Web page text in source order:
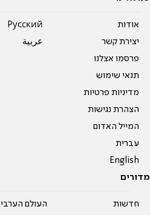
אודות
יצירת קשר
פרסמו אצלנו
תנאי שימוש
מדיניות פרטיות
הצהרת נגישות
המייל האדום
עברית
English
Pусский
عربية
מדורים
חדשות העולם הערבי